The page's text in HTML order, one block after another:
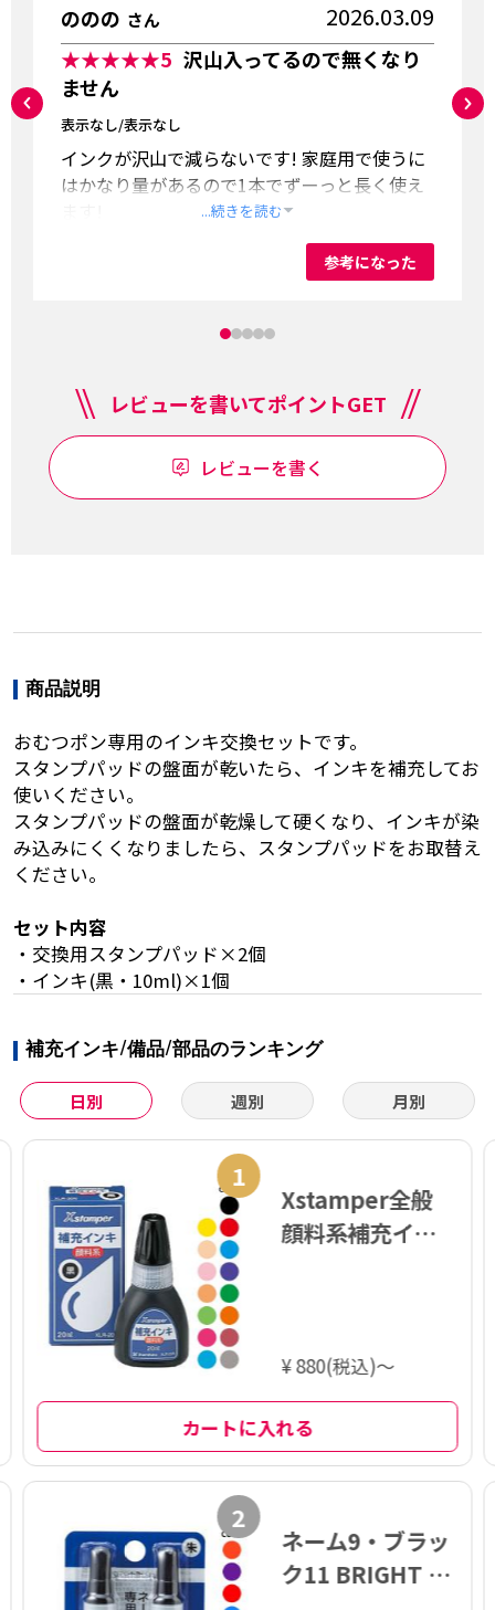
ののの さん 2026.03.09
★★★★★5 沢山入ってるので無くなり
ません
表示なし/表示なし
インクが沢山で減らないです! 家庭用で使うに
はかなり量があるので1本でずーっと長く使え
...続きを読む
参考になった
レビューを書いてポイントGET
レビューを書く
商品説明
おむつポン専用のインキ交換セットです。
スタンプパッドの盤面が乾いたら、インキを補充してお
使いください。
スタンプパッドの盤面が乾燥して硬くなり、インキが染
み込みにくくなりましたら、スタンプパッドをお取替え
ください。
セット内容
・交換用スタンプパッド×2個
・インキ(黒・10ml)×1個
補充インキ/備品/部品のランキング
日別 週別 月別
1
Xstamper全般
顔料系補充イン
¥ 880(税込)～
カートに入れる
2
ネーム9・ブラッ
ク11 BRIGHT 専